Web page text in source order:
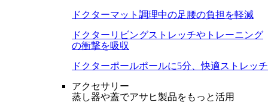
ドクターマット 調理中の足腰の負担を軽減
ドクターリビングストレッチやトレーニング
の衝撃を吸収
ドクターポールポールに5分、快適ストレッチ
アクセサリー
蒸し器や蓋でアサヒ製品をもっと活用